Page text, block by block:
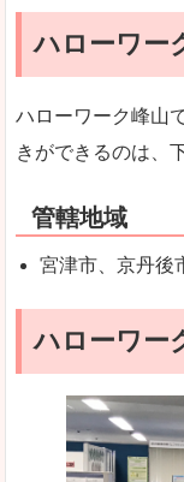
ハローワー
ハローワーク峰山
きができるのは、
管轄地域
宮津市、京丹後
ハローワー